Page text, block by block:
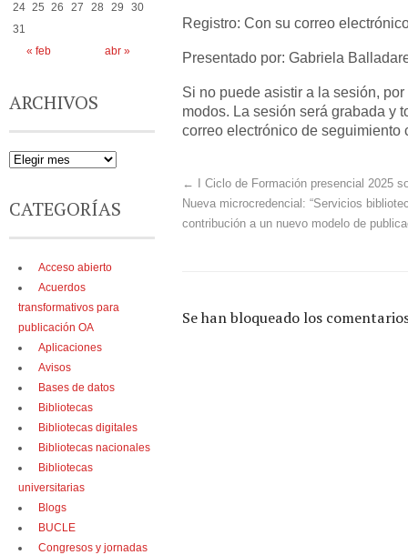
Registro: Con su correo
Presentado por: Gabriela
Si no puede asistir a la sesión,
modos. La sesión será grabada y
correo electrónico de seguimiento
←
I Ciclo de Formación presencial 2025
Nueva microcredencial: “Servicios
contribución a un nuevo modelo de
Se han bloqueado los
« feb abr »
24 25 26 27 28 29
30
31
ARCHIVOS
CATEGORÍAS
Acceso abierto
Acuerdos
transformativos para
publicación OA
Aplicaciones
Avisos
Bases de datos
Bibliotecas
Bibliotecas digitales
Bibliotecas nacionales
Bibliotecas
universitarias
Blogs
BUCLE
Congresos y jornadas